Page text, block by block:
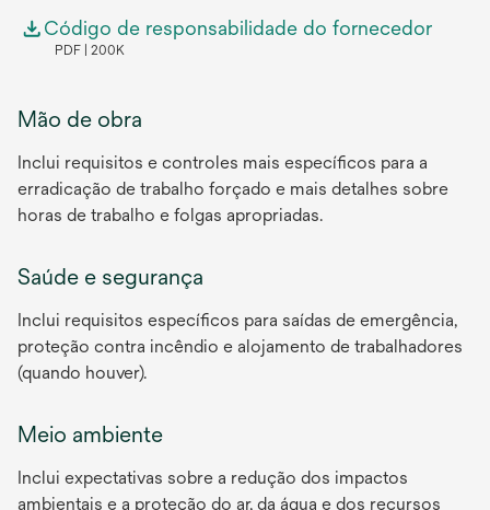
Código de responsabilidade do fornecedor
PDF 200K
Mão de obra
Inclui requisitos e controles mais específicos para a
erradicação de trabalho forçado e mais detalhes sobre
horas de trabalho e folgas apropriadas.
Saúde e segurança
Inclui requisitos específicos para saídas de emergência,
proteção contra incêndio e alojamento de trabalhadores
(quando houver).
Meio ambiente
Inclui expectativas sobre a redução dos impactos
ambientais e a proteção do ar, da água e dos recursos